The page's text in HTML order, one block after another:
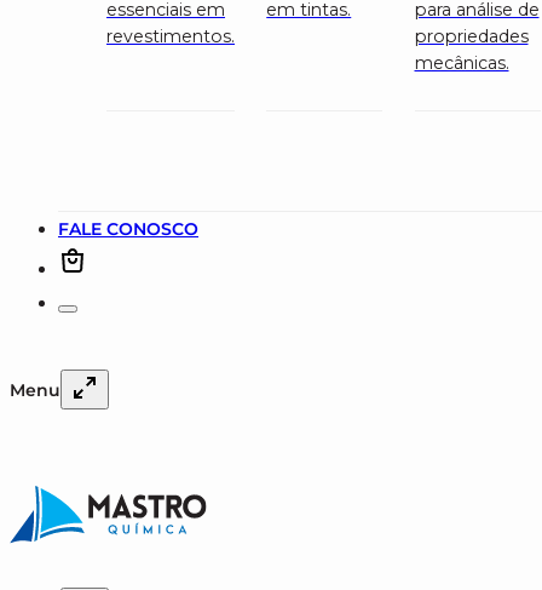
essenciais em
revestimentos.
em tintas.
para análise de
propriedades
mecânicas.
FALE CONOSCO
Menu